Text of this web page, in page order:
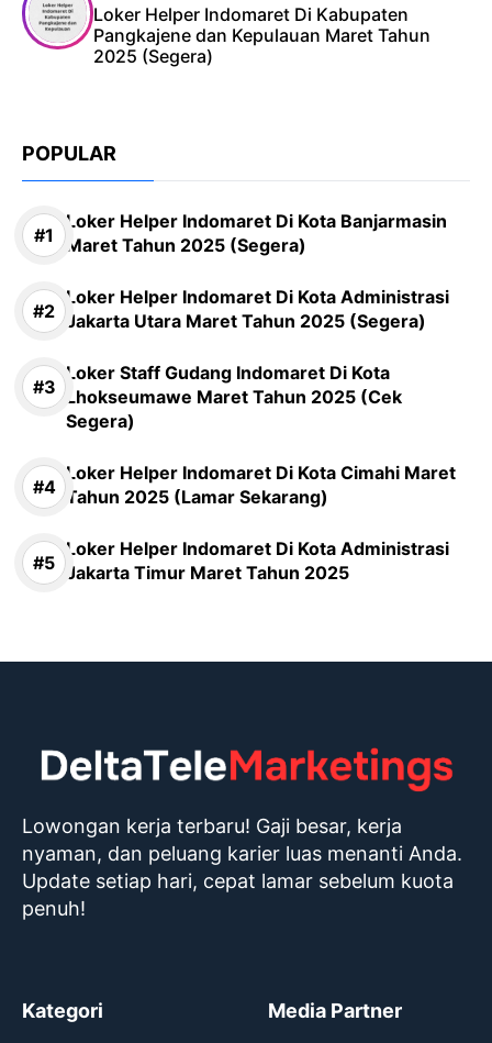
Loker Helper Indomaret Di Kabupaten
Pangkajene dan Kepulauan Maret Tahun
2025 (Segera)
POPULAR
Loker Helper Indomaret Di Kota Banjarmasin
Maret Tahun 2025 (Segera)
Loker Helper Indomaret Di Kota Administrasi
Jakarta Utara Maret Tahun 2025 (Segera)
Loker Staff Gudang Indomaret Di Kota
Lhokseumawe Maret Tahun 2025 (Cek
Segera)
Loker Helper Indomaret Di Kota Cimahi Maret
Tahun 2025 (Lamar Sekarang)
Loker Helper Indomaret Di Kota Administrasi
Jakarta Timur Maret Tahun 2025
Lowongan kerja terbaru! Gaji besar, kerja
nyaman, dan peluang karier luas menanti Anda.
Update setiap hari, cepat lamar sebelum kuota
penuh!
Kategori Media Partner